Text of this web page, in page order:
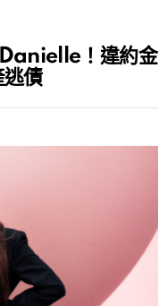
！違約金
逃債